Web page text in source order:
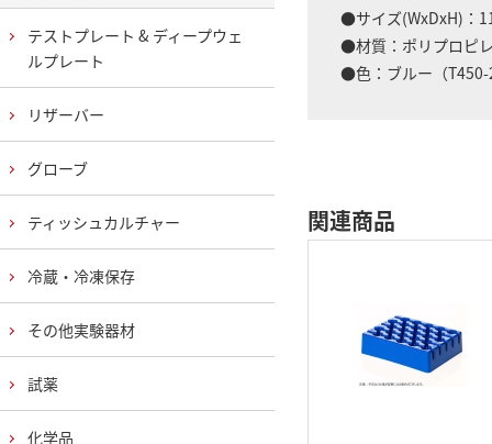
●サイズ(WxDxH)：
●材質：ポリプロピ
●色：ブルー（T450-
関連商品
テストプレート & ディープウェ
ルプレート
リザーバー
グローブ
ティッシュカルチャー
冷蔵・冷凍保存
その他実験器材
試薬
化学品